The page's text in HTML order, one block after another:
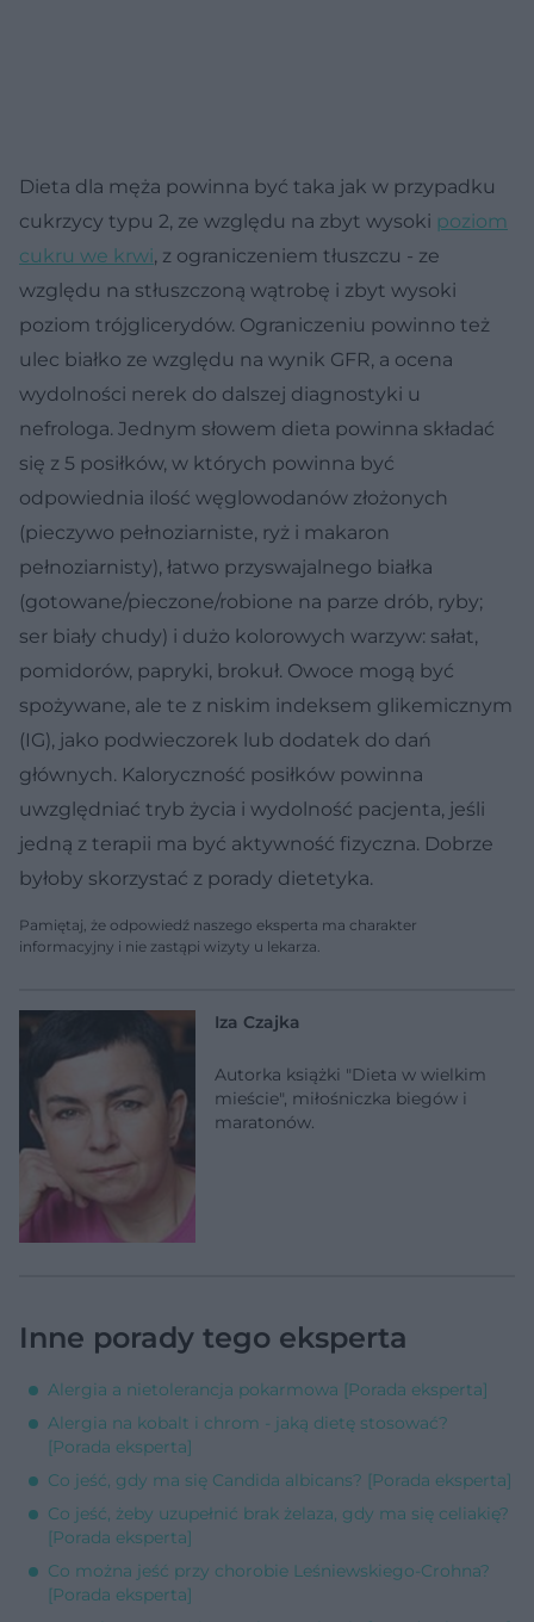
Dieta dla męża powinna być taka jak w przypadku
cukrzycy typu 2, ze względu na zbyt wysoki poziom
cukru we krwi, z ograniczeniem tłuszczu - ze
względu na stłuszczoną wątrobę i zbyt wysoki
poziom trójglicerydów. Ograniczeniu powinno też
ulec białko ze względu na wynik GFR, a ocena
wydolności nerek do dalszej diagnostyki u
nefrologa. Jednym słowem dieta powinna składać
się z 5 posiłków, w których powinna być
odpowiednia ilość węglowodanów złożonych
(pieczywo pełnoziarniste, ryż i makaron
pełnoziarnisty), łatwo przyswajalnego białka
(gotowane/pieczone/robione na parze drób, ryby;
ser biały chudy) i dużo kolorowych warzyw: sałat,
pomidorów, papryki, brokuł. Owoce mogą być
spożywane, ale te z niskim indeksem glikemicznym
(IG), jako podwieczorek lub dodatek do dań
głównych. Kaloryczność posiłków powinna
uwzględniać tryb życia i wydolność pacjenta, jeśli
jedną z terapii ma być aktywność fizyczna. Dobrze
byłoby skorzystać z porady dietetyka.
Pamiętaj, że odpowiedź naszego eksperta ma charakter
informacyjny i nie zastąpi wizyty u lekarza.
Iza Czajka
Autorka książki "Dieta w wielkim
mieście", miłośniczka biegów i
maratonów.
Inne porady tego eksperta
Alergia a nietolerancja pokarmowa [Porada eksperta]
Alergia na kobalt i chrom - jaką dietę stosować?
[Porada eksperta]
Co jeść, gdy ma się Candida albicans? [Porada eksperta]
Co jeść, żeby uzupełnić brak żelaza, gdy ma się celiakię?
[Porada eksperta]
Co można jeść przy chorobie Leśniewskiego-Crohna?
[Porada eksperta]